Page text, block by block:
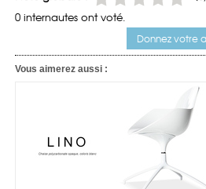
0 internautes ont voté.
Donnez votre
Vous aimerez aussi :